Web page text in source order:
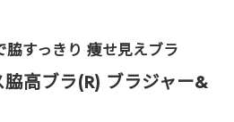
すっきり 痩せ見えブラ
高ブラ(R) ブラジャー&